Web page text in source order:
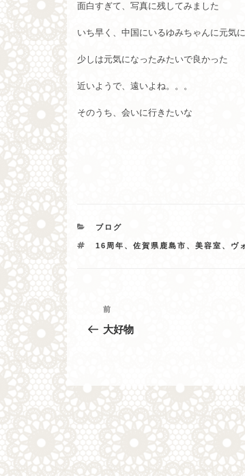
面白すぎて、写真に残してみました
いち早く、中国にいるゆみちゃんに元気
少しは元気になったみたいで良かった
近いようで、遠いよね。。。
そのうち、会いに行きたいな
カ
ゴ
ブログ
タ
16周年、佐賀県鹿島市、美容室、ヴ
投
稿
ゲ
ー
シ
ョ
過
去
の
前
大好物